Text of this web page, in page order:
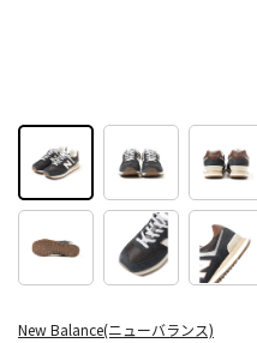
New Balance(ニューバランス)